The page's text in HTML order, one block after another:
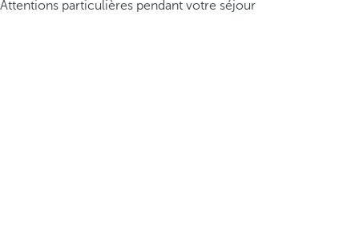
Attentions particulières pendant votre séjour